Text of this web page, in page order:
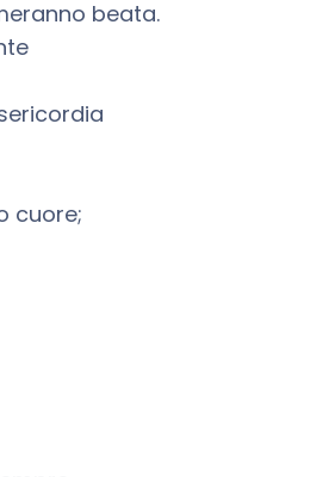
beata.
cuore;